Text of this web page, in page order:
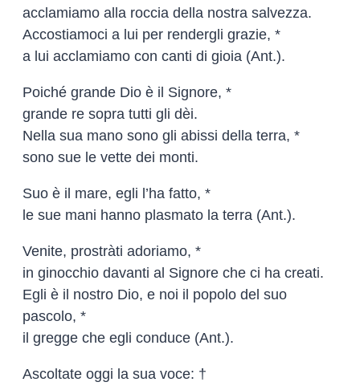
acclamiamo alla roccia della nostra salvezza.
Accostiamoci a lui per rendergli grazie, *
a lui acclamiamo con canti di gioia (Ant.).
Poiché grande Dio è il Signore, *
grande re sopra tutti gli dèi.
Nella sua mano sono gli abissi della terra, *
sono sue le vette dei monti.
Suo è il mare, egli l’ha fatto, *
le sue mani hanno plasmato la terra (Ant.).
Venite, prostràti adoriamo, *
in ginocchio davanti al Signore che ci ha creati.
Egli è il nostro Dio, e noi il popolo del suo
pascolo, *
il gregge che egli conduce (Ant.).
Ascoltate oggi la sua voce: †